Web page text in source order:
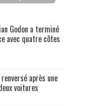
Godon a terminé
avec quatre côtes
après une
voitures